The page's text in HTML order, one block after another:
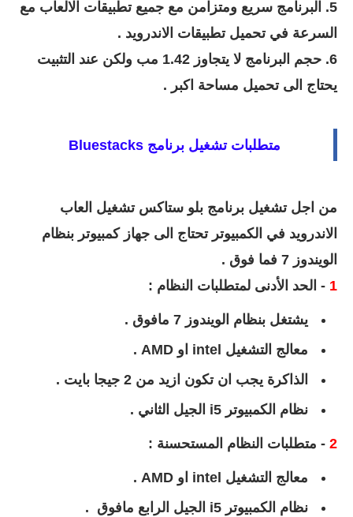
5. البرنامج سريع ومتزامن مع جميع تطبيقات الالعاب مع
السرعة في تحميل تطبيقات الاندرويد .
6. حجم البرنامج لا يتجاوز 1.42 مب ولكن عند التثبيت
يحتاج الى تحميل مساحة اكبر .
متطلبات تشغيل برنامج Bluestacks
من اجل تشغيل برنامج بلو ستاكس تشغيل العاب
الاندرويد في الكمبيوتر تحتاج الى جهاز كمبيوتر بنظام
الويندوز 7 فما فوق .
1 - الحد الأدنى لمتطلبات النظام :
يشتغل بنظام الويندوز 7 مافوق .
معالج التشغيل intel او AMD .
الذاكرة يجب ان تكون ازيد من 2 جيجا بايت .
نظام الكمبيوتر i5 الجيل الثاني .
2 - متطلبات النظام المستحسنة :
معالج التشغيل intel او AMD .
نظام الكمبيوتر i5 الجيل الرابع مافوق .